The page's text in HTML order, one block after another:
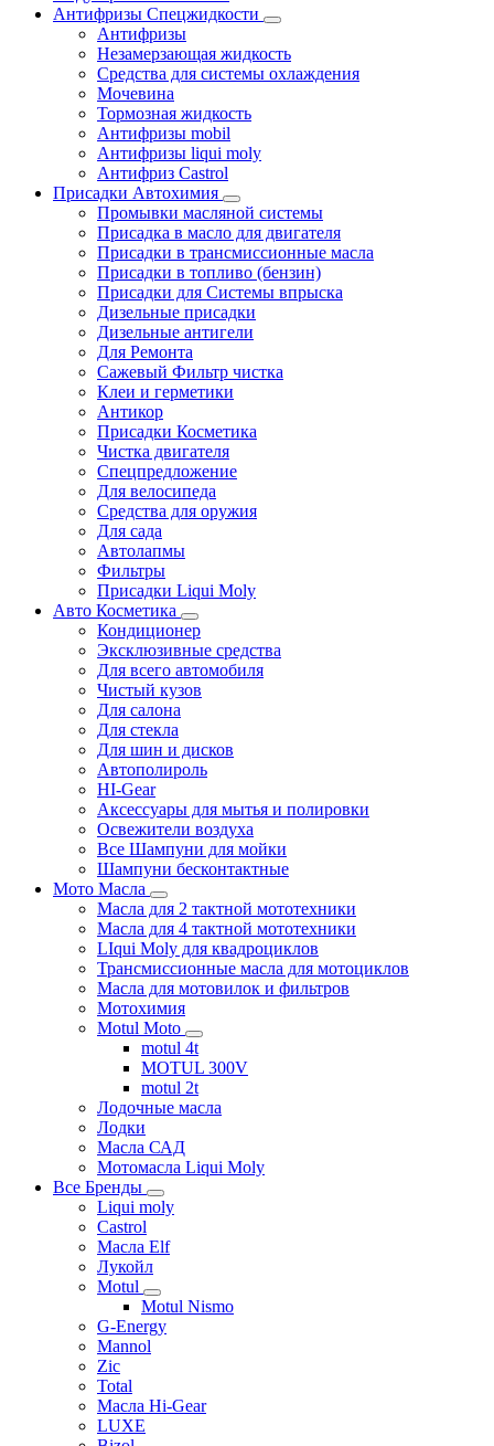
Антифризы Спецжидкости
Антифризы
Незамерзающая жидкость
Средства для системы охлаждения
Мочевина
Тормозная жидкость
Антифризы mobil
Антифризы liqui moly
Антифриз Castrol
Присадки Автохимия
Промывки масляной системы
Присадка в масло для двигателя
Присадки в трансмиссионные масла
Присадки в топливо (бензин)
Присадки для Системы впрыска
Дизельные присадки
Дизельные антигели
Для Ремонта
Сажевый Фильтр чистка
Клеи и герметики
Антикор
Присадки Косметика
Чистка двигателя
Спецпредложение
Для велосипеда
Средства для оружия
Для сада
Автолапмы
Фильтры
Присадки Liqui Moly
Авто Косметика
Кондиционер
Эксклюзивные средства
Для всего автомобиля
Чистый кузов
Для салона
Для стекла
Для шин и дисков
Автополироль
HI-Gear
Аксессуары для мытья и полировки
Освежители воздуха
Все Шампуни для мойки
Шампуни бесконтактные
Мото Масла
Масла для 2 тактной мототехники
Масла для 4 тактной мототехники
LIqui Moly для квадроциклов
Трансмиссионные масла для мотоциклов
Масла для мотовилок и фильтров
Мотохимия
Motul Moto
motul 4t
MOTUL 300V
motul 2t
Лодочные масла
Лодки
Масла САД
Мотомасла Liqui Moly
Все Бренды
Liqui moly
Castrol
Масла Elf
Лукойл
Motul
Motul Nismo
G-Energy
Mannol
Zic
Total
Масла Hi-Gear
LUXE